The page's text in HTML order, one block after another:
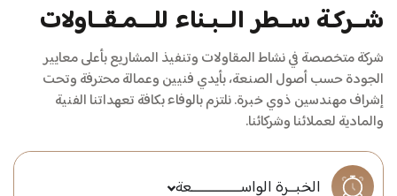
ســطرالــبـناءللـــمـقــاولات
متخصصة في نشاط المقاولات وتنفيذ المشاريع بأعلى معايير
حسب أصول الصنعة، بأيدي فنيين وعمالة محترفة وتحت
مهندسين ذوي خبرة. نلتزم بالوفاء بكافة تعهداتنا الفنية
لعملائنا وشركائنا.
الخبــرة الواســــــــــــــعة